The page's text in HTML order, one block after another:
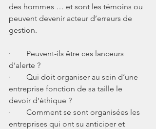
des hommes … et sont les témoins ou
peuvent devenir acteur d’erreurs de
gestion.
·        Peuvent-ils être ces lanceurs
d’alerte ?
·        Qui doit organiser au sein d’une
entreprise fonction de sa taille le
devoir d’éthique ?
·        Comment se sont organisées les
entreprises qui ont su anticiper et